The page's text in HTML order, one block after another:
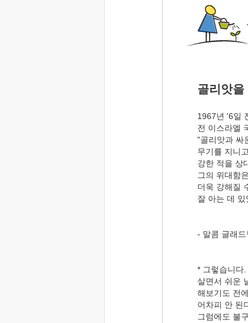
골리앗을
1967년 '6일
전 이스라엘
"골리앗과 싸
무기를 지니
강한 적을 상
그의 위대함
더욱 강해질
잘 아는 데 있
- 말콤 글래
* 그렇습니다.
살면서 쉬운
해보기도 전
어차피 안 된
그럼에도 불